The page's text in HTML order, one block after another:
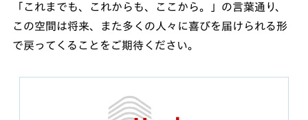
「これまでも、これからも、ここから。」の言葉通り、
この空間は将来、また多くの人々に喜びを届けられる形
で戻ってくることをご期待ください。